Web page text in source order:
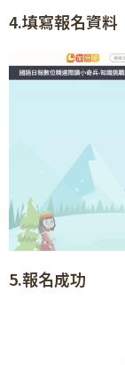
4.填寫報名資料
5.報名成功